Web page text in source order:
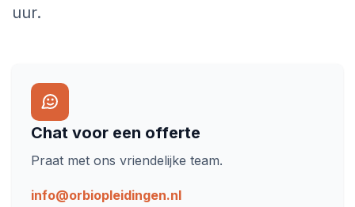
uur.
Chat voor een offerte
Praat met ons vriendelijke team.
info@orbiopleidingen.nl